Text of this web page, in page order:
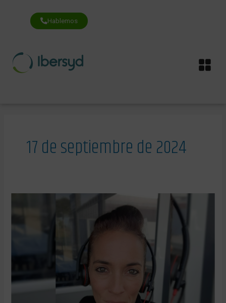
contenido
Hablemos
17 de septiembre de 2024
o